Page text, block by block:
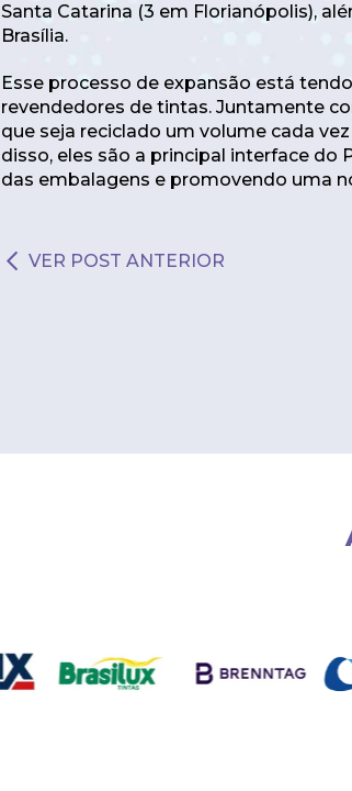
Santa Catarina (3 em Florianópolis),
Brasília.
Esse processo de expansão está
revendedores de tintas. Juntamente
que seja reciclado um volume cada
disso, eles são a principal interface
das embalagens e promovendo uma
VER POST ANTERIOR